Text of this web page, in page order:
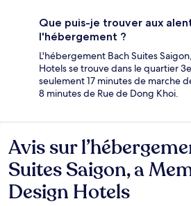
Que puis-je trouver aux
l'hébergement ?
L'hébergement Bach Suites
Hotels se trouve dans le quartier
seulement 17 minutes de marche
8 minutes de Rue de Dong Khoi.
Avis
Avis sur
Suites Saigon, a
Design Hotels